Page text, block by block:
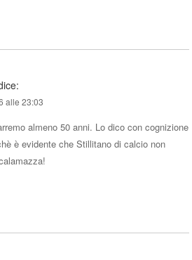
alle 23:03
almeno 50 anni. Lo dico con cognizione
è evidente che Stillitano di calcio non